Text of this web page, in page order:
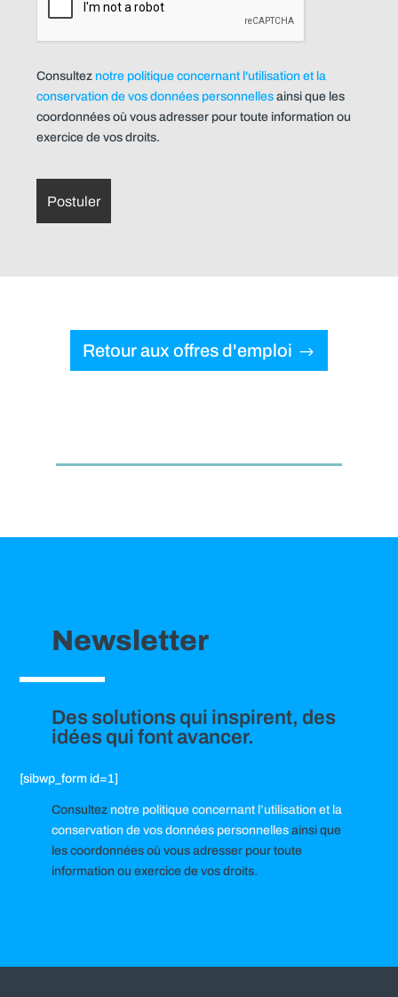
Consultez notre politique concernant l'utilisation et la
conservation de vos données personnellesainsi que les
coordonnées où vous adresser pour toute information ou
exercice de vos droits.
Retour aux offres d'emploi
Newsletter
Des solutions qui inspirent, des
idées qui font avancer.
[sibwp_form id=1]
Consultez notre politique concernant l’utilisation et la
conservation de vos données personnelles ainsi que
les coordonnées où vous adresser pour toute
information ou exercice de vos droits.